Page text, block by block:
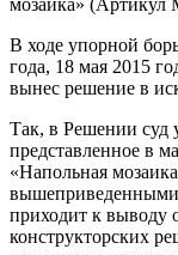
В ходе упорной
года, 18 мая 2015
вынес решение в
Так, в Решении суд
представленное в
«Напольная
вышеприведенными
приходит к выводу
конструкторских